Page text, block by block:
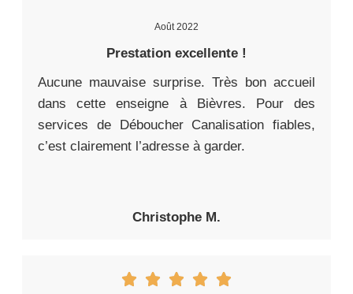
Août 2022
Prestation excellente !
Aucune mauvaise surprise. Très bon accueil
dans cette enseigne à Bièvres. Pour des
services de Déboucher Canalisation fiables,
c’est clairement l’adresse à garder.
Christophe M.